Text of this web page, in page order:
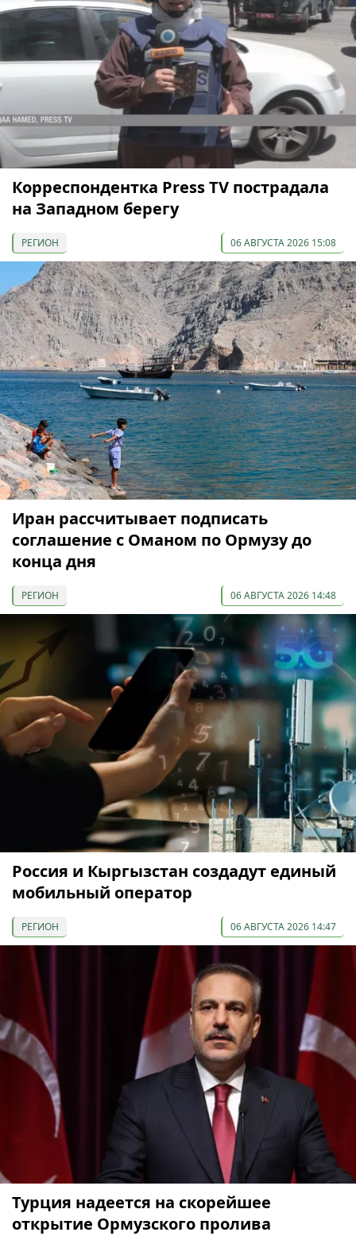
Корреспондентка Press TV пострадала
на Западном берегу
РЕГИОН 06 АВГУСТА 2026 15:08
Иран рассчитывает подписать
соглашение с Оманом по Ормузу до
конца дня
РЕГИОН 06 АВГУСТА 2026 14:48
Россия и Кыргызстан создадут единый
мобильный оператор
РЕГИОН 06 АВГУСТА 2026 14:47
Турция надеется на скорейшее
открытие Ормузского пролива